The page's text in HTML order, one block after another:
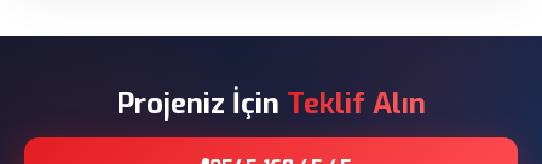
Projeniz İçin Teklif Alın